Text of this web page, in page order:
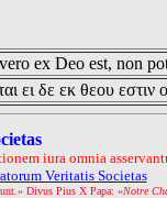
ex Deo est, non
ει δε εκ θεου εστιν
iura omnia
Veritatis Societas
Divus Pius X Papa: «Notre